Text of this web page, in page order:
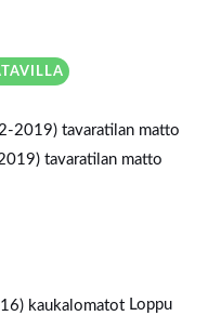
tavaratilan matto
Loppu